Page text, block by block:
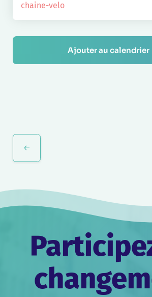
chaine-velo
Ajouter au calendrier
Évènement